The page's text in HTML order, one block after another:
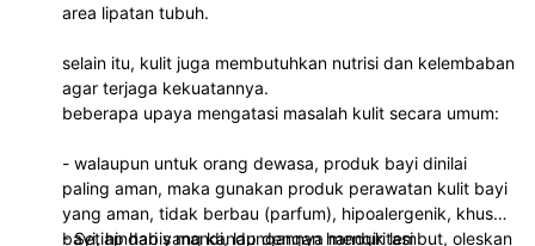
area lipatan tubuh.
selain itu, kulit juga membutuhkan nutrisi dan kelembaban
agar terjaga kekuatannya.
beberapa upaya mengatasi masalah kulit secara umum:
- walaupun untuk orang dewasa, produk bayi dinilai
paling aman, maka gunakan produk perawatan kulit bayi
yang aman, tidak berbau (parfum), hipoalergenik, khusus
bayi, hindari yang kandungannya mengiritasi
- Setiap habis mandi, lap dengan handuk lembut, oleskan